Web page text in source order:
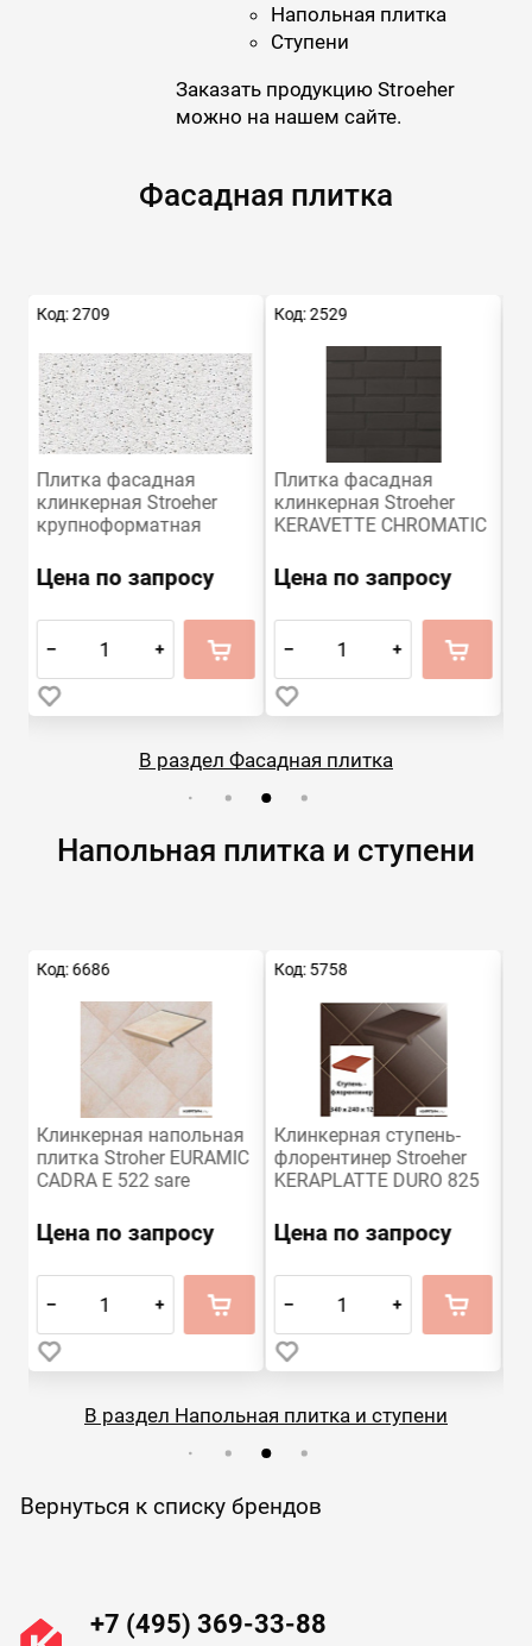
Напольная плитка
Ступени
Заказать продукцию Stroeher
можно на нашем сайте.
Фасадная плитка
Код: 2709
Плитка фасадная
клинкерная Stroeher
крупноформатная
delta гладкая
глазурованная
240х115х8
Цена по запросу
– +
Код: 2529
Плитка фасадная
клинкерная Stroeher
KERAVETTE CHROMATIC
ngraphit гладкая
неглазурованная,
240x52x8
Цена по запросу
– +
В раздел Фасадная плитка
Напольная плитка и ступени
Код: 6686
Клинкерная напольная
плитка Stroher EURAMIC
CADRA E 522 sare
Цена по запросу
– +
Код: 5758
Клинкерная ступень-
флорентинер Stroeher
KERAPLATTE DURO 825
Цена по запросу
– +
В раздел Напольная плитка и ступени
Вернуться к списку брендов
+7 (495) 369-33-88